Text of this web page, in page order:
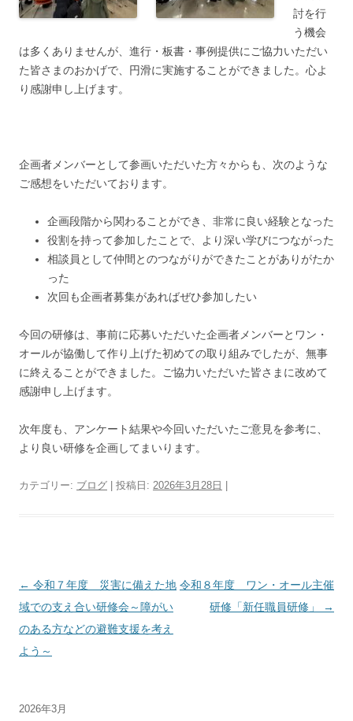
討を行
う機会
は多くありませんが、進行・板書・事例提供にご協力いただい
た皆さまのおかげで、円滑に実施することができました。心よ
り感謝申し上げます。
企画者メンバーとして参画いただいた方々からも、次のような
ご感想をいただいております。
企画段階から関わることができ、非常に良い経験となった
役割を持って参加したことで、より深い学びにつながった
相談員として仲間とのつながりができたことがありがたか
った
次回も企画者募集があればぜひ参加したい
今回の研修は、事前に応募いただいた企画者メンバーとワン・
オールが協働して作り上げた初めての取り組みでしたが、無事
に終えることができました。ご協力いただいた皆さまに改めて
感謝申し上げます。
次年度も、アンケート結果や今回いただいたご意見を参考に、
より良い研修を企画してまいります。
カテゴリー: ブログ | 投稿日: 2026年3月28日
投
稿
ナ
ビ
← 令和７年度 災害に備えた地
域での支え合い研修会～障がい
のある方などの避難支援を考え
よう～
令和８年度 ワン・オール主催
研修「新任職員研修」
→
2026年3月